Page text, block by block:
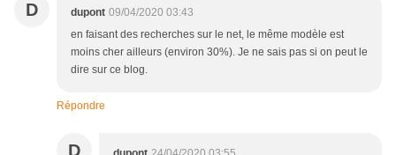
D dupont 09/04/2020 03:43
en faisant des recherches sur le net, le même modèle est
moins cher ailleurs (environ 30%). Je ne sais pas si on peut le
dire sur ce blog.
Répondre
D